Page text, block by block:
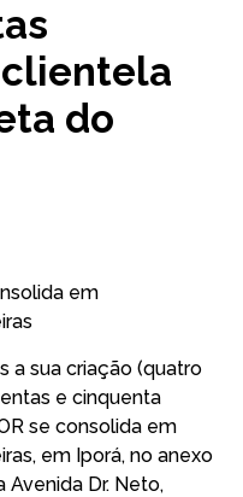
do
a sua criação (quatro
e cinquenta
se consolida em
em Iporá, no anexo
Dr. Neto,